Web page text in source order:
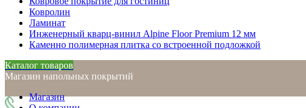
Ковролин
Ламинат
Инженерный кварц-винил Alpine Floor Premium 12 мм
Каменно полимерная плитка со встроенной подложкой
Каталог товаров
Магазин напольных покрытий
Магазин